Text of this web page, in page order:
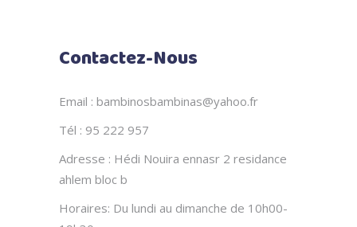
Contactez-Nous
Email : bambinosbambinas@yahoo.fr
Tél : 95 222 957
Adresse : Hédi Nouira ennasr 2 residance
ahlem bloc b
Horaires: Du lundi au dimanche de 10h00-